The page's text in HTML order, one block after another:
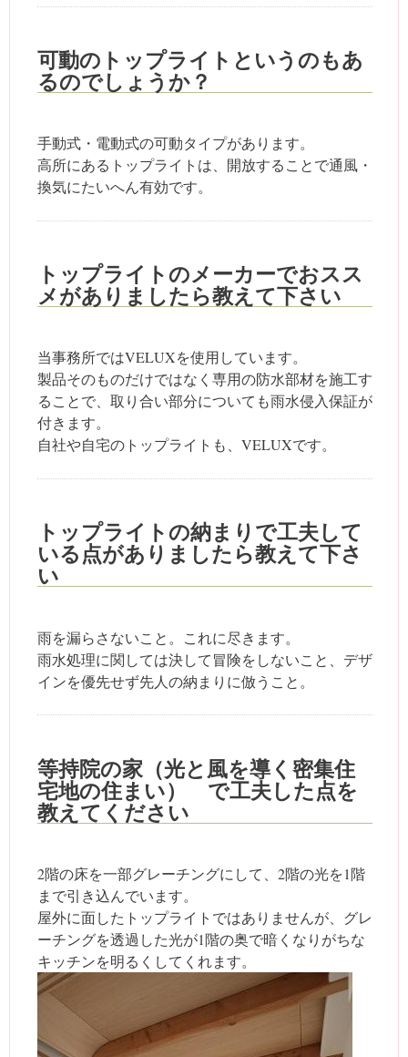
可動のトップライトというのもあ
るのでしょうか？
手動式・電動式の可動タイプがあります。
高所にあるトップライトは、開放することで通風・
換気にたいへん有効です。
トップライトのメーカーでおスス
メがありましたら教えて下さい
当事務所ではVELUXを使用しています。
製品そのものだけではなく専用の防水部材を施工す
ることで、取り合い部分についても雨水侵入保証が
付きます。
自社や自宅のトップライトも、VELUXです。
トップライトの納まりで工夫して
いる点がありましたら教えて下さ
い
雨を漏らさないこと。これに尽きます。
雨水処理に関しては決して冒険をしないこと、デザ
インを優先せず先人の納まりに倣うこと。
等持院の家（光と風を導く密集住
宅地の住まい） で工夫した点を
教えてください
2階の床を一部グレーチングにして、2階の光を1階
まで引き込んでいます。
屋外に面したトップライトではありませんが、グレ
ーチングを透過した光が1階の奥で暗くなりがちな
キッチンを明るくしてくれます。